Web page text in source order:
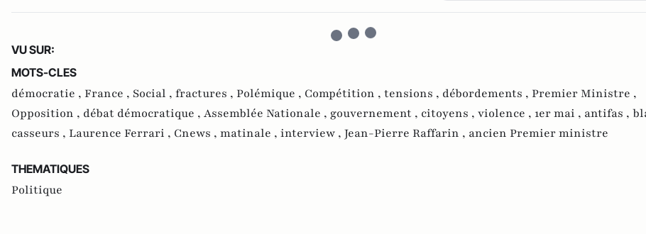
VU SUR:
MOTS-CLES
démocratie , France , Social , fractures , Polémique , Compétition , tensions , débordements , Premier Ministre ,
Opposition , débat démocratique , Assemblée Nationale , gouvernement , citoyens , violence , 1er mai , antifas ,
casseurs , Laurence Ferrari , Cnews , matinale , interview , Jean-Pierre Raffarin , ancien Premier ministre
THEMATIQUES
Politique